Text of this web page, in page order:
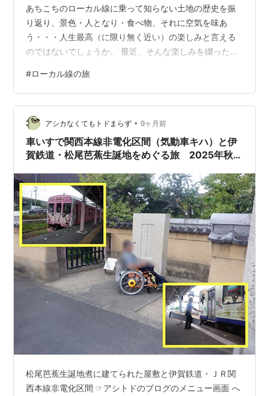
あちこちのローカル線に乗って知らない土地の歴史を振
り返り、景色・人となり・食べ物、それに空気を味あ
う・・・人生最高（に限り無く近い）の楽しみと言える
のではないでしょうか。 最近、そんな楽しみを綴ったシ
な町へ" 筆者：川本三郎氏（評論家） 出自：日経紙；２
月１日付け朝刊文化紙面 このエッセイは： "一人暮らし
の老人のささやかな楽しみごとはローカル鉄道のひとり
旅"・・・で始まる。 そして： ①水郡線（すいぐんせ
ん） ②八高線 ③身延線 ④成田線 ⑤中央本線 ⑥左沢
線沿線 が紹介されている・・…
#ローカル線の旅
アシカなくてもトドまらず • 9ヶ月前
車いすで関西本線非電化区間（気動車キハ）と伊
賀鉄道・松尾芭蕉生誕地をめぐる旅 2025年秋
松尾芭蕉生誕地煮に建てられた屋敷と伊賀鉄道・ＪＲ関
西本線非電化区間 ☞アシトドのブログのメニュー画面 へ